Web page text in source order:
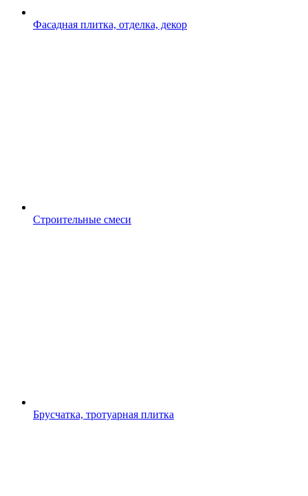
Фасадная плитка, отделка, декор
Строительные смеси
Брусчатка, тротуарная плитка